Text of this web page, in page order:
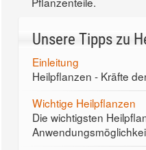
Unsere Tipps zu
Einleitung
Heilpflanzen - Kräfte
Wichtige Heilpflanzen
Die wichtigsten